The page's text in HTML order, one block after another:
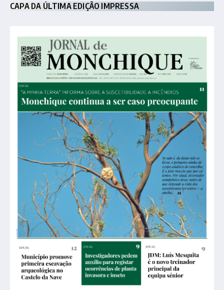
CAPA DA ÚLTIMA EDIÇÃO IMPRESSA